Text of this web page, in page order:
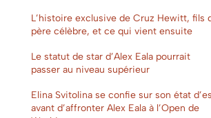
L’histoire exclusive de Cruz Hewitt, fils
père célèbre, et ce qui vient ensuite
Le statut de star d’Alex Eala pourrait
passer au niveau supérieur
Elina Svitolina se confie sur son état
avant d’affronter Alex Eala à l’Open de